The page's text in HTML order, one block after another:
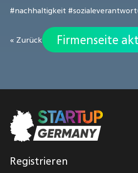
#nachhaltigkeit
« Zurück Firmenseite
Registrieren